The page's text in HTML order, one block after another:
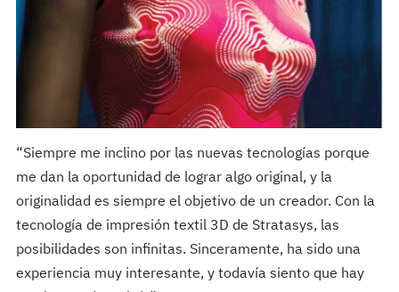
“Siempre me inclino por las nuevas tecnologías porque
me dan la oportunidad de lograr algo original, y la
originalidad es siempre el objetivo de un creador. Con la
tecnología de impresión textil 3D de Stratasys, las
posibilidades son infinitas. Sinceramente, ha sido una
experiencia muy interesante, y todavía siento que hay